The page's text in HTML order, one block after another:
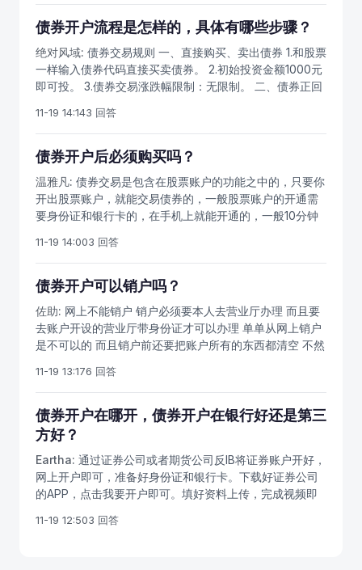
办理结算交割手续。
可，方便;来到证券公司，直接到营业部柜台办理即可，柜
台的营业员会帮助您办理,证券开户业务，另外收取的佣金
司证券帐号，沪深A股帐号，拿着办理的单据，选择银行绑
定该证券公司的证券帐号和银行卡绑定。 5、携带营业部
出具的表单至银行开立三方存管，来到银行营业厅，拿着
证券开户单据说明一下，营业厅柜员帮助您办理，证券账
债券开户流程是怎样的，具体有哪些步骤？
绝对风域: 债券交易规则 一、直接购买、卖出债券 1.和股票
一样输入债券代码直接买卖债券。 2.初始投资金额1000元
即可投。 3.债券交易涨跌幅限制：无限制。 二、债券正回
算成标准券入库，把折算的标准券进行抵押融资，并支付
利息的整个过程。 2.初始投资金额50万元。 3.债券正回购
交易涨跌幅限制：无限制。 三、债券逆回购交易 1.用现金
额10万元；深圳逆回购初始投资金额1000元。 3.债券逆回
购交易涨跌幅限制：无限制。
11-19 14:143 回答
债券开户后必须购买吗？
温雅凡: 债券交易是包含在股票账户的功能之中的，只要你
开出股票账户，就能交易债券的，一般股票账户的开通需
要身份证和银行卡的，在手机上就能开通的，一般10分钟
11-19 14:003 回答
债券开户可以销户吗？
佐助: 网上不能销户 销户必须要本人去营业厅办理 而且要
去账户开设的营业厅带身份证才可以办理 单单从网上销户
是不可以的 而且销户前还要把账户所有的东西都清空 不然
11-19 13:176 回答
债券开户在哪开，债券开户在银行好还是第三
方好？
Eartha: 通过证券公司或者期货公司反IB将证券账户开好，
网上开户即可，准备好身份证和银行卡。下载好证券公司
的APP，点击我要开户即可。填好资料上传，完成视频即
11-19 12:503 回答